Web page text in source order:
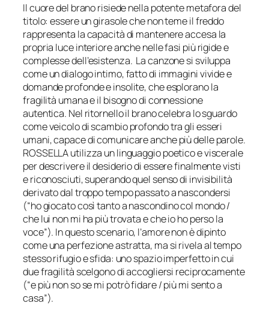
Il cuore del brano risiede nella potente metafora del
titolo: essere un girasole che non teme il freddo
rappresenta la capacità di mantenere accesa la
propria luce interiore anche nelle fasi più rigide e
complesse dell’esistenza. La canzone si sviluppa
come un dialogo intimo, fatto di immagini vivide e
domande profonde e insolite, che esplorano la
fragilità umana e il bisogno di connessione
autentica. Nel ritornello il brano celebra lo sguardo
come veicolo di scambio profondo tra gli esseri
umani, capace di comunicare anche più delle parole.
ROSSELLA utilizza un linguaggio poetico e viscerale
per descrivere il desiderio di essere finalmente visti
e riconosciuti, superando quel senso di invisibilità
derivato dal troppo tempo passato a nascondersi
(“ho giocato così tanto a nascondino col mondo /
che lui non mi ha più trovata e che io ho perso la
voce”). In questo scenario, l’amore non è dipinto
come una perfezione astratta, ma si rivela al tempo
stesso rifugio e sfida: uno spazio imperfetto in cui
due fragilità scelgono di accogliersi reciprocamente
(“e più non so se mi potrò fidare / più mi sento a
casa”).